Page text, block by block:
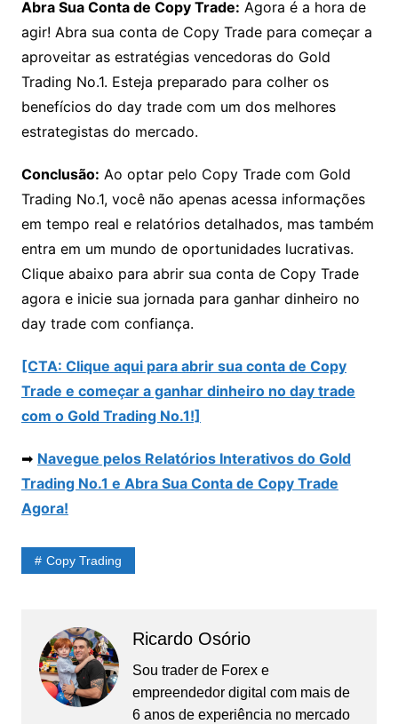
Abra Sua Conta de Copy Trade: Agora é a hora de
agir! Abra sua conta de Copy Trade para começar a
aproveitar as estratégias vencedoras do Gold
Trading No.1. Esteja preparado para colher os
benefícios do day trade com um dos melhores
estrategistas do mercado.
Conclusão: Ao optar pelo Copy Trade com Gold
Trading No.1, você não apenas acessa informações
em tempo real e relatórios detalhados, mas também
entra em um mundo de oportunidades lucrativas.
Clique abaixo para abrir sua conta de Copy Trade
agora e inicie sua jornada para ganhar dinheiro no
day trade com confiança.
[CTA: Clique aqui para abrir sua conta de Copy
Trade e começar a ganhar dinheiro no day trade
com o Gold Trading No.1!]
➡ Navegue pelos Relatórios Interativos do Gold
Trading No.1 e Abra Sua Conta de Copy Trade
Agora!
Copy Trading
Ricardo Osório
Sou trader de Forex e
empreendedor digital com mais de
6 anos de experiência no mercado